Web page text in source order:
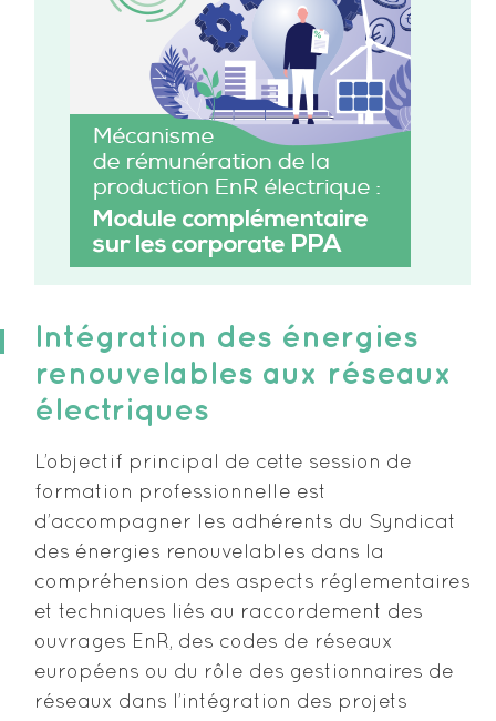
Intégration des énergies
renouvelables aux réseaux
électriques
L’objectif principal de cette session de
formation professionnelle est
d’accompagner les adhérents du Syndicat
des énergies renouvelables dans la
compréhension des aspects réglementaires
et techniques liés au raccordement des
ouvrages EnR, des codes de réseaux
européens ou du rôle des gestionnaires de
réseaux dans l’intégration des projets